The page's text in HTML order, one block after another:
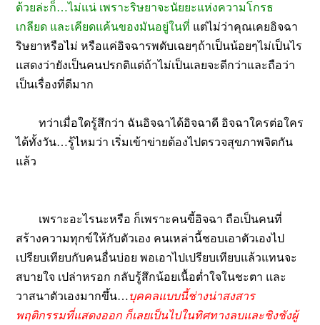
ด้วยล่ะก็…ไม่แน่ เพราะริษยาจะนัยยะแห่งความโกรธ
เกลียด และเคียดแค้นของมันอยู่ในที่ แต่ไม่ว่าคุณเคยอิจฉา
ริษยาหรือไม่ หรือแค่อิจฉารพดับเฉยๆถ้าเป็นน้อยๆไม่เป็นไร
แสดงว่ายังเป็นคนปรกติแต่ถ้าไม่เป็นเลยจะดีกว่าและถือว่า
เป็นเรื่องที่ดีมาก
ทว่าเมื่อใดรู้สึกว่า ฉันอิจฉาได้อิจฉาดี อิจฉาใครต่อใคร
ได้ทั้งวัน…รู้ไหมว่า เริ่มเข้าข่ายต้องไปตรวจสุขภาพจิตกัน
แล้ว
เพราะอะไรนะหรือ ก็เพราะคนขี้อิจฉา ถือเป็นคนที่
สร้างความทุกข์ให้กับตัวเอง คนเหล่านี้ชอบเอาตัวเองไป
เปรียบเทียบกับคนอื่นบ่อย พอเอาไปเปรียบเทียบแล้วแทนจะ
สบายใจ เปล่าหรอก กลับรู้สึกน้อยเนื้อต่ำใจในชะตา และ
วาสนาตัวเองมากขึ้น…บุคคลแบบนี้ช่างน่าสงสาร
พฤติกรรมที่แสดงออก ก็เลยเป็นไปในทิศทางลบและชิงชังผู้